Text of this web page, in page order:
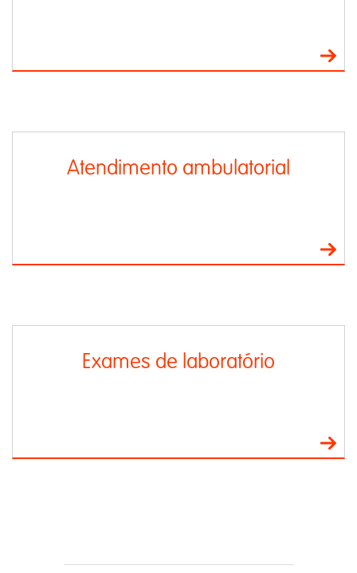
Atendimento ambulatorial
Exames de laboratório